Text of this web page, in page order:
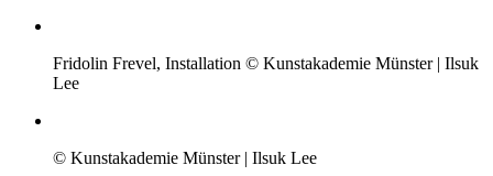
Fridolin Frevel, Installation © Kunstakademie Münster | Ilsuk
Lee
© Kunstakademie Münster | Ilsuk Lee